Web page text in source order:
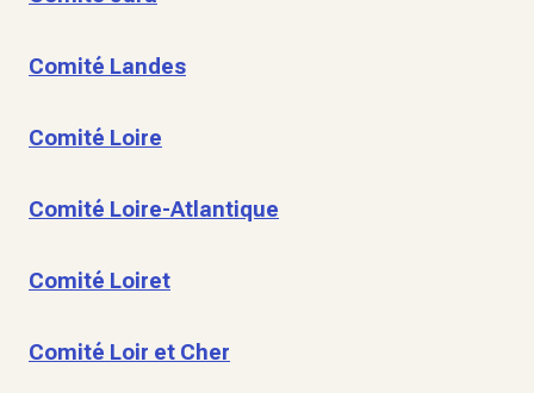
Comité Landes
Comité Loire
Comité Loire-Atlantique
Comité Loiret
Comité Loir et Cher